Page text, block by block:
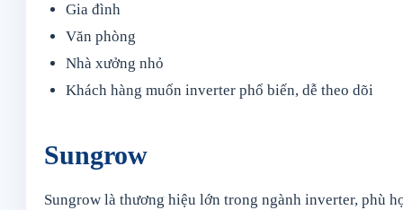
Gia đình
Văn phòng
Nhà xưởng nhỏ
Khách hàng muốn inverter phổ biến, dễ theo dõi
Sungrow
Sungrow là thương hiệu lớn trong ngành inverter, phù